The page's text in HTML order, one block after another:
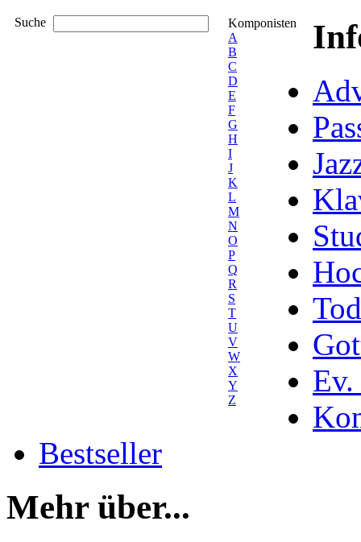
Suche
Komponisten
A
B
C
D
E
F
G
H
I
J
K
L
M
N
O
P
Q
R
S
T
U
V
W
X
Y
Z
Ev.
Bestseller
Mehr über...